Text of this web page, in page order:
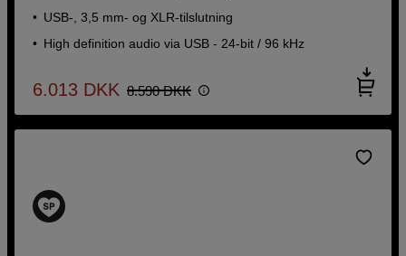
USB-, 3,5 mm- og XLR-tilslutning
High definition audio via USB - 24-bit / 96 kHz
6.013 DKK 8.590 DKK